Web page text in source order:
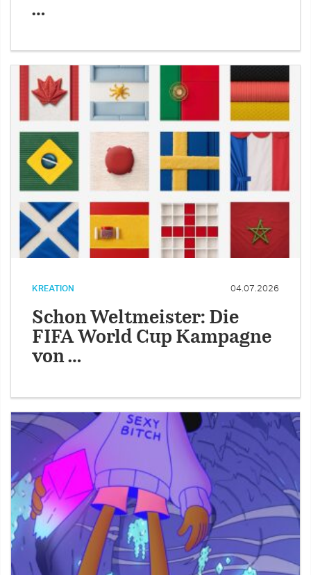
…
KREATION 04.07.2026
Schon Weltmeister: Die
FIFA World Cup Kampagne
von …